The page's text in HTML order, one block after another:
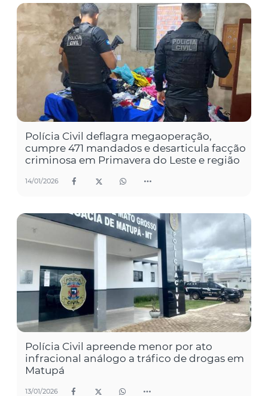
Polícia Civil deflagra megaoperação,
cumpre 471 mandados e desarticula facção
criminosa em Primavera do Leste e região
14/01/2026
Polícia Civil apreende menor por ato
infracional análogo a tráfico de drogas em
Matupá
13/01/2026